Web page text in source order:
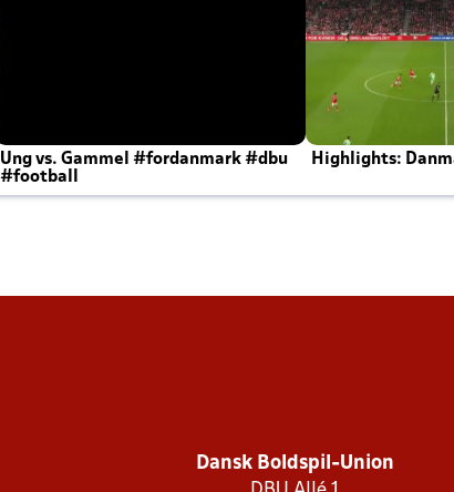
Ung vs. Gammel #fordanmark #dbu
#football
Highlights:
Dansk Boldspil-Union